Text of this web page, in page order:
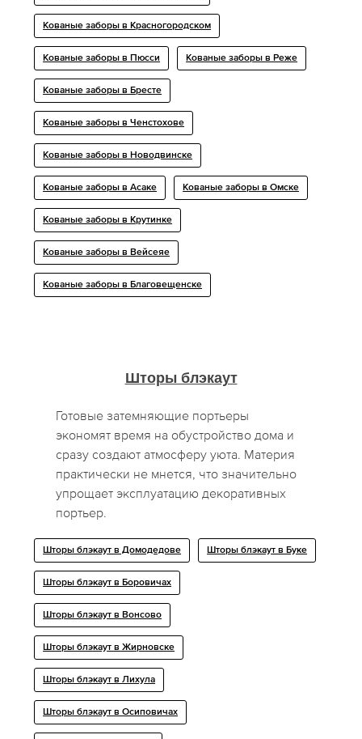
Кованые заборы в Красногородском
Кованые заборы в Пюсси Кованые заборы в Реже
Кованые заборы в Бресте
Кованые заборы в Ченстохове
Кованые заборы в Новодвинске
Кованые заборы в Асаке Кованые заборы в Омске
Кованые заборы в Крутинке
Кованые заборы в Вейсеяе
Кованые заборы в Благовещенске
Шторы блэкаут
Готовые затемняющие портьеры
экономят время на обустройство дома и
сразу создают атмосферу уюта. Материя
практически не мнется, что значительно
упрощает эксплуатацию декоративных
портьер.
Шторы блэкаут в Домодедове Шторы блэкаут в Буке
Шторы блэкаут в Боровичах
Шторы блэкаут в Вонсово
Шторы блэкаут в Жирновске
Шторы блэкаут в Лихула
Шторы блэкаут в Осиповичах